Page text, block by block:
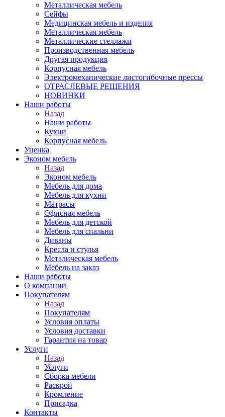
Металлическая мебель
Сейфы
Медицинская мебель и изделия
Металлическая мебель
Металлические стеллажи
Производственная мебель
Другая продукция
Корпусная мебель
Электромеханические листогибочные прессы
ОТРАСЛЕВЫЕ РЕШЕНИЯ
НОВИНКИ
Наши работы
Назад
Наши работы
Кухни
Корпусная мебель
Уценка
Эконом мебель
Назад
Эконом мебель
Мебель для дома
Мебель для кухни
Матрасы
Офисная мебель
Мебель для детской
Мебель для спальни
Диваны
Кресла и стулья
Металическая мебель
Мебель на заказ
Наши работы
О компании
Покупателям
Назад
Покупателям
Условия оплаты
Условия доставки
Гарантия на товар
Услуги
Назад
Услуги
Сборка мебели
Раскрой
Кромление
Присадка
Контакты